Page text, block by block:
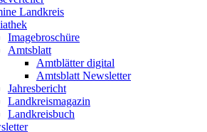
Landkreis
Imagebroschüre
Amtsblatt
Amtblätter digital
Amtsblatt Newsletter
Jahresbericht
Landkreismagazin
Landkreisbuch